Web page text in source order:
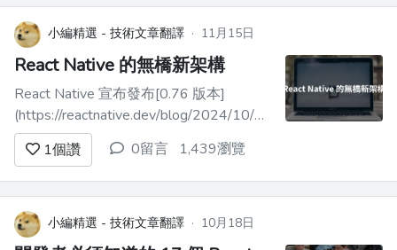
標誌著這一持續旅程中的一個重要里程
碑。在這篇部落格中，我們將探討 Reac...
小編精選 - 技術文章翻譯 · 11月15日
React Native 的無橋新架構
React Native 宣布發布[0.76 版本]
(https://reactnative.dev/blog/2024/10/23/the-
new-architecture-is-here)。透過此更
新，新架構現在將預設為啟用。在版本
0.76 之前，啟用新架構的唯一方法是選
擇加入。 本部落...
1個讚 0留言 1,439瀏覽
小編精選 - 技術文章翻譯 · 10月18日